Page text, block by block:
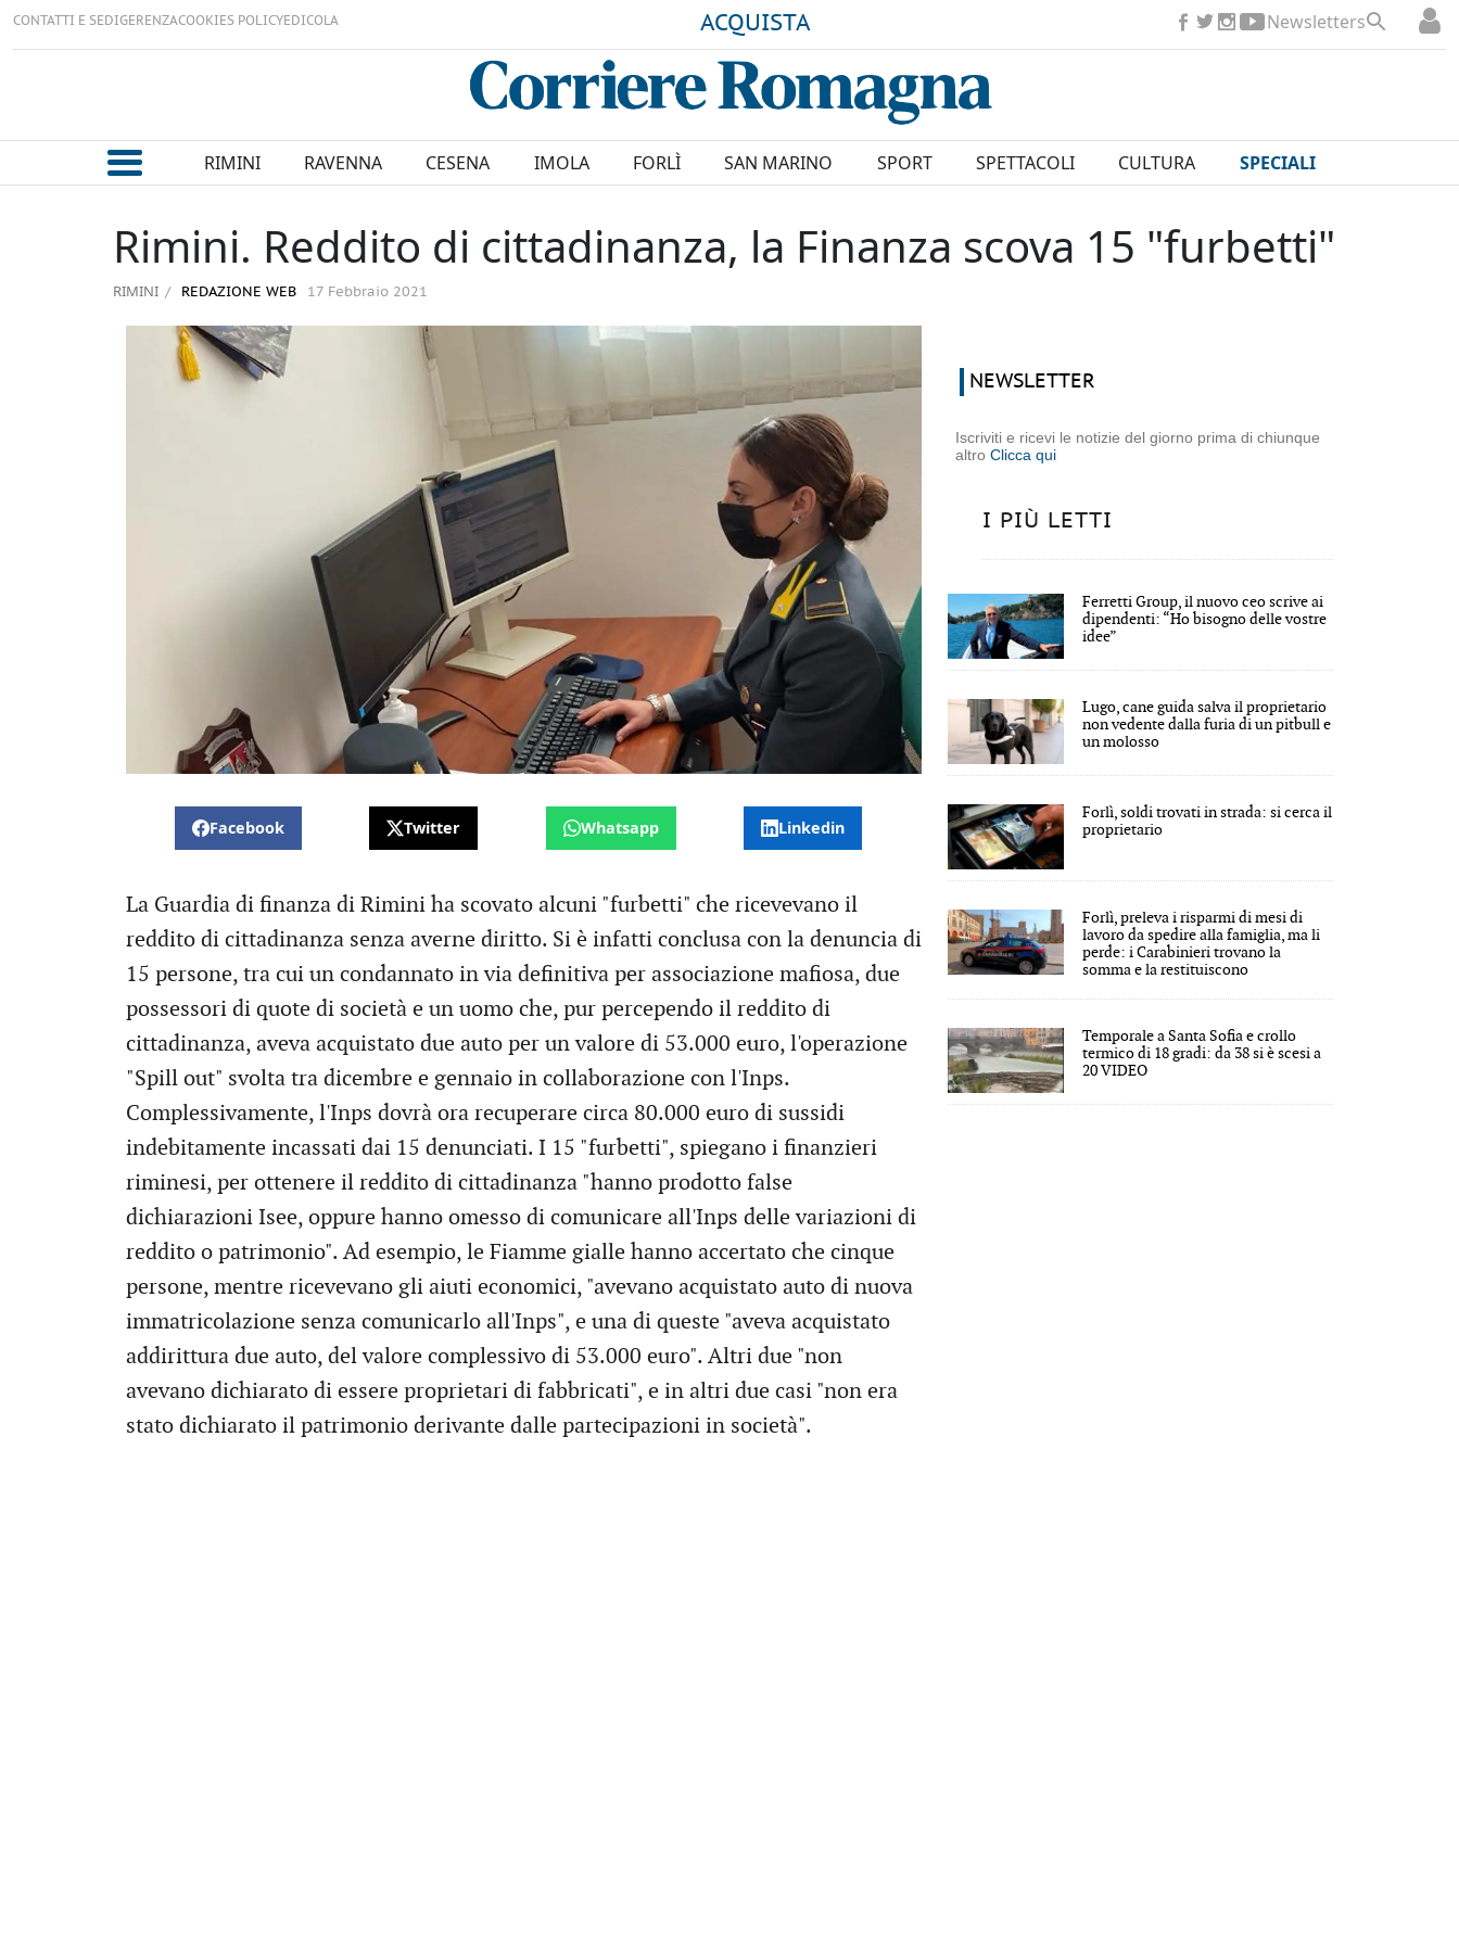
CONTATTI E SEDIGERENZACOOKIES POLICYEDICOLA ACQUISTA Newsletters
RIMINI RAVENNA CESENA IMOLA FORLÌ SAN MARINO SPORT SPETTACOLI CULTURA SPECIALI
Rimini. Reddito di cittadinanza, la Finanza scova 15 "furbetti"
RIMINI REDAZIONE WEB 17 Febbraio 2021
Facebook Twitter Whatsapp Linkedin
La Guardia di finanza di Rimini ha scovato alcuni "furbetti" che ricevevano il
reddito di cittadinanza senza averne diritto. Si è infatti conclusa con la denuncia di
15 persone, tra cui un condannato in via definitiva per associazione mafiosa, due
possessori di quote di società e un uomo che, pur percependo il reddito di
cittadinanza, aveva acquistato due auto per un valore di 53.000 euro, l'operazione
"Spill out" svolta tra dicembre e gennaio in collaborazione con l'Inps.
Complessivamente, l'Inps dovrà ora recuperare circa 80.000 euro di sussidi
indebitamente incassati dai 15 denunciati. I 15 "furbetti", spiegano i finanzieri
riminesi, per ottenere il reddito di cittadinanza "hanno prodotto false
dichiarazioni Isee, oppure hanno omesso di comunicare all'Inps delle variazioni di
reddito o patrimonio". Ad esempio, le Fiamme gialle hanno accertato che cinque
persone, mentre ricevevano gli aiuti economici, "avevano acquistato auto di nuova
immatricolazione senza comunicarlo all'Inps", e una di queste "aveva acquistato
addirittura due auto, del valore complessivo di 53.000 euro". Altri due "non
avevano dichiarato di essere proprietari di fabbricati", e in altri due casi "non era
stato dichiarato il patrimonio derivante dalle partecipazioni in società".
NEWSLETTER
Iscriviti e ricevi le notizie del giorno prima di chiunque
altroClicca qui
I PIÙ LETTI
Ferretti Group, il nuovo ceo scrive ai
dipendenti: “Ho bisogno delle vostre
idee”
Lugo, cane guida salva il proprietario
non vedente dalla furia di un pitbull e
un molosso
Forlì, soldi trovati in strada: si cerca il
proprietario
Forlì, preleva i risparmi di mesi di
lavoro da spedire alla famiglia, ma li
perde: i Carabinieri trovano la
somma e la restituiscono
Temporale a Santa Sofia e crollo
termico di 18 gradi: da 38 si è scesi a
20 VIDEO